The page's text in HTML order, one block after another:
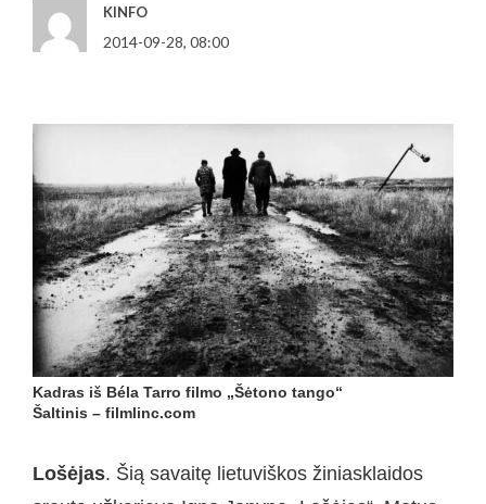
KINFO
2014-09-28, 08:00
Kadras iš Béla Tarro filmo „Šėtono tango“
Šaltinis – filmlinc.com
Lošėjas. Šią savaitę lietuviškos žiniasklaidos